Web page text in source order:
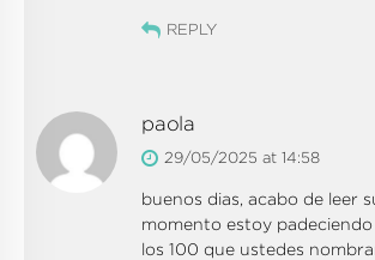
REPLY
paola
29/05/2025 at 14:58
buenos dias, acabo de leer
momento estoy padeciendo
los 100 que ustedes